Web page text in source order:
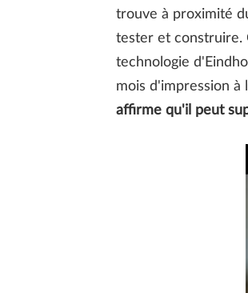
trouve à proximité
tester et construire.
technologie
mois d'impression à
affirme qu'il peut